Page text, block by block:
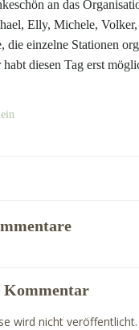
an das
Elly, Michele,
die einzelne Stationen
diesen Tag erst
Kommentar
wird nicht veröffentlicht.